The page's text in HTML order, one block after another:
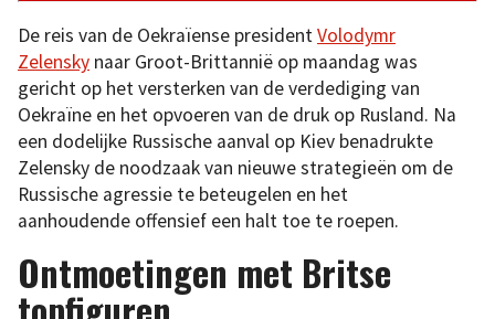
De reis van de Oekraïense presidentVolodymr
Zelensky naar Groot-Brittannië op maandag was
gericht op het versterken van de verdediging van
Oekraïne en het opvoeren van de druk op Rusland. Na
een dodelijke Russische aanval op Kiev benadrukte
Zelensky de noodzaak van nieuwe strategieën om de
Russische agressie te beteugelen en het
aanhoudende offensief een halt toe te roepen.
Ontmoetingen met Britse